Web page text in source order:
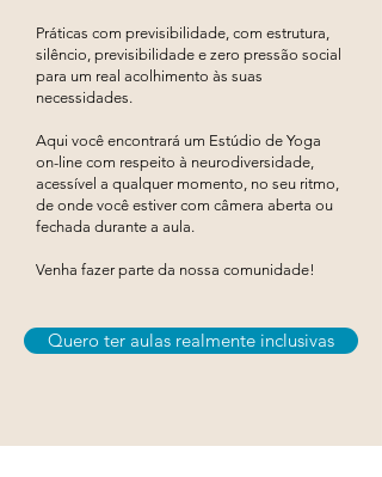
Práticas com previsibilidade, com estrutura,
silêncio, previsibilidade e zero pressão social
para um real acolhimento às suas
necessidades.
Aqui você encontrará um Estúdio de Yoga
on-line com respeito à neurodiversidade,
acessível a qualquer momento, no seu ritmo,
de onde você estiver com câmera aberta ou
fechada durante a aula.
Venha fazer parte da nossa comunidade!
Quero ter aulas realmente inclusivas